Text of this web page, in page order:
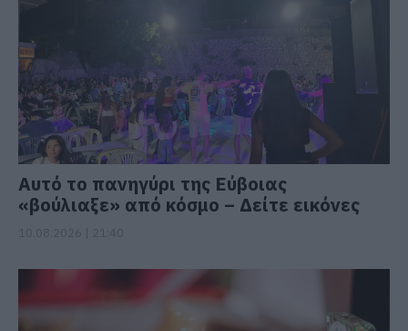
Αυτό το πανηγύρι της Εύβοιας
«βούλιαξε» από κόσμο – Δείτε εικόνες